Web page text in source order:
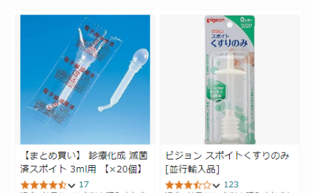
五家宝はどこで買える？取扱店はスーパーや百貨
ストレッチポールはどこで買える？取扱店は100均
やニトリ？